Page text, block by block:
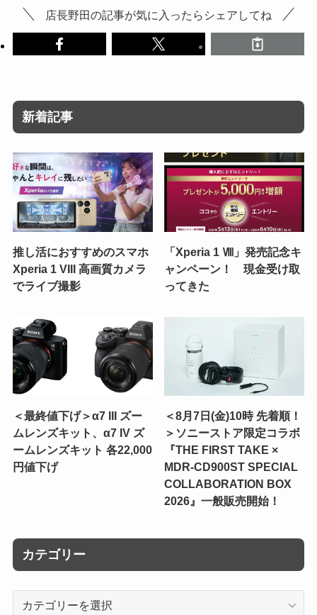
店長野田の記事が気に入ったらシェアしてね
新着記事
推し活におすすめのスマホ
Xperia 1 VIII 高画質カメラ
でライブ撮影
「Xperia 1 Ⅷ」発売記念キ
ャンペーン！ 現金受け取
ってきた
＜最終値下げ＞α7 III ズー
ムレンズキット、α7 IV ズ
ームレンズキット 各22,000
円値下げ
＜8月7日(金)10時 先着順！
＞ソニーストア限定コラボ
『THE FIRST TAKE ×
MDR-CD900ST SPECIAL
COLLABORATION BOX
2026』一般販売開始！
カテゴリー